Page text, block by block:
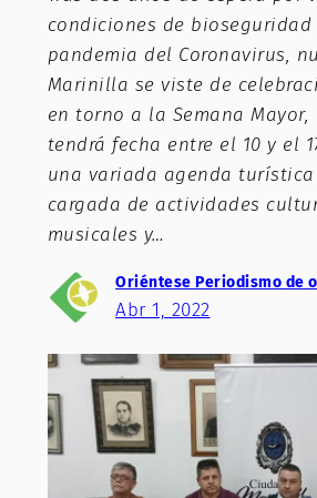
condiciones de
pandemia del Coronavirus,
Marinilla se viste de
en torno a la Semana Mayor,
tendrá fecha entre el 10 y el
una variada agenda
cargada de actividades
musicales y…
Oriéntese Periodismo de
Abr 1, 2022